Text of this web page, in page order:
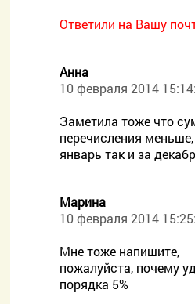
Ответили на Вашу
Анна
10 февраля 2014
Заметила тоже что
перечисления меньше,
январь так и за
Mарина
10 февраля 2014
Мне тоже напишите,
пожалуйста, почему
порядка 5%